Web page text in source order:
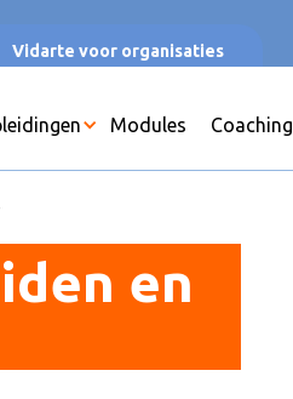
Vidarte voor organisaties
Modules Coaching
en